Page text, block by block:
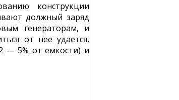
конструкции
должный заряд
генераторам, и
от нее удается,
— 5% от емкости) и